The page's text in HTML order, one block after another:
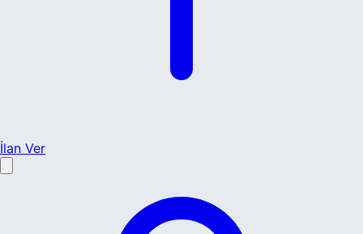
İlan Ver